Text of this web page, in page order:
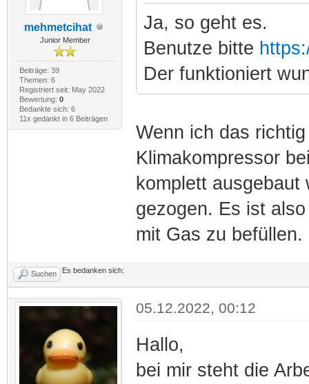
mehmetcihat
Junior Member
Beiträge: 39
Themen: 6
Registriert seit: May 2022
Bewertung: 0
Bedankte sich: 6
11x gedankt in 6 Beiträgen
Ja, so geht es.
Benutze bitte
Der funktioniert
Wenn ich das
Klimakompressor
komplett
gezogen. Es ist
mit Gas zu
Suchen Es bedanken sich:
05.12.2022, 00:12
Hallo,
bei mir steht die